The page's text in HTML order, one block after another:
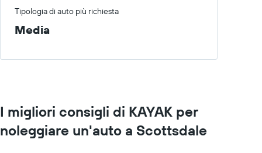
Tipologia di auto più richiesta
Media
I migliori consigli di KAYAK per
noleggiare un'auto a Scottsdale